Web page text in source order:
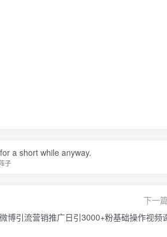
a short while anyway.
子
下一
微博引流营销推广日引3000+粉基础操作视频